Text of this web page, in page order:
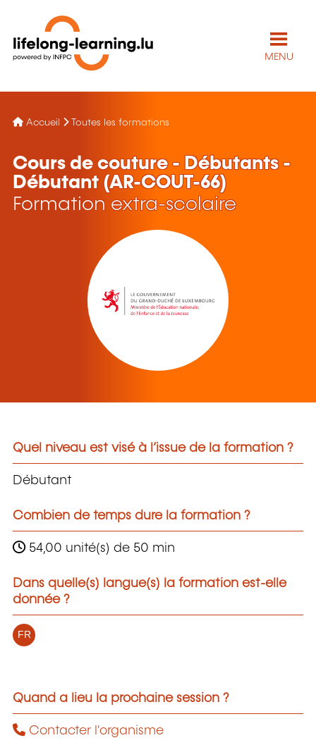
MENU
Accueil Toutes les formations
Cours de couture - Débutants -
Débutant (AR-COUT-66)
Formation extra-scolaire
Quel niveau est visé à l’issue de la formation ?
Débutant
Combien de temps dure la formation ?
54,00 unité(s) de 50 min
Dans quelle(s) langue(s) la formation est-elle
donnée ?
FR
Quand a lieu la prochaine session ?
Contacter l'organisme